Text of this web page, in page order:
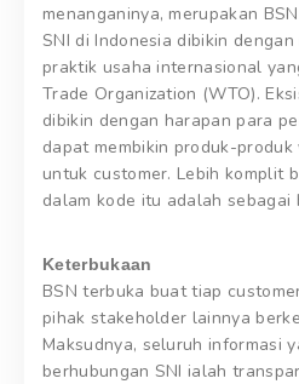
menanganinya, merupakan
SNI di Indonesia dibikin
praktik usaha internasional
Trade Organization (WTO).
dibikin dengan harapan para
dapat membikin produk-
untuk customer. Lebih komplit
dalam kode itu adalah sebagai
Keterbukaan
BSN terbuka buat tiap
pihak stakeholder lainnya
Maksudnya, seluruh informasi
berhubungan SNI ialah